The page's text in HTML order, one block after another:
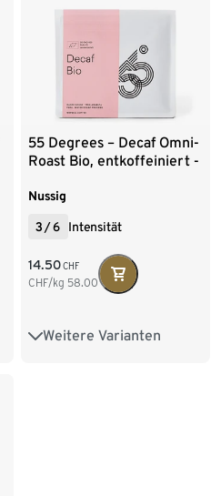
55 Degrees – Decaf Omni-
Roast Bio, entkoffeiniert -
Nussig
3 /6 Intensität
14.50CHF
CHF/kg 58.00
Weitere Varianten
250 g Ganze Bohne